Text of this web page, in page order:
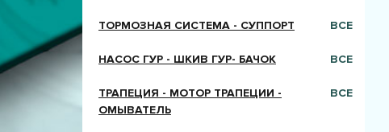
ВСЕ
ТОРМОЗНАЯ СИСТЕМА - СУППОРТ
ВСЕ
НАСОС ГУР - ШКИВ ГУР- БАЧОК
ВСЕ
ТРАПЕЦИЯ - МОТОР ТРАПЕЦИИ -
ОМЫВАТЕЛЬ